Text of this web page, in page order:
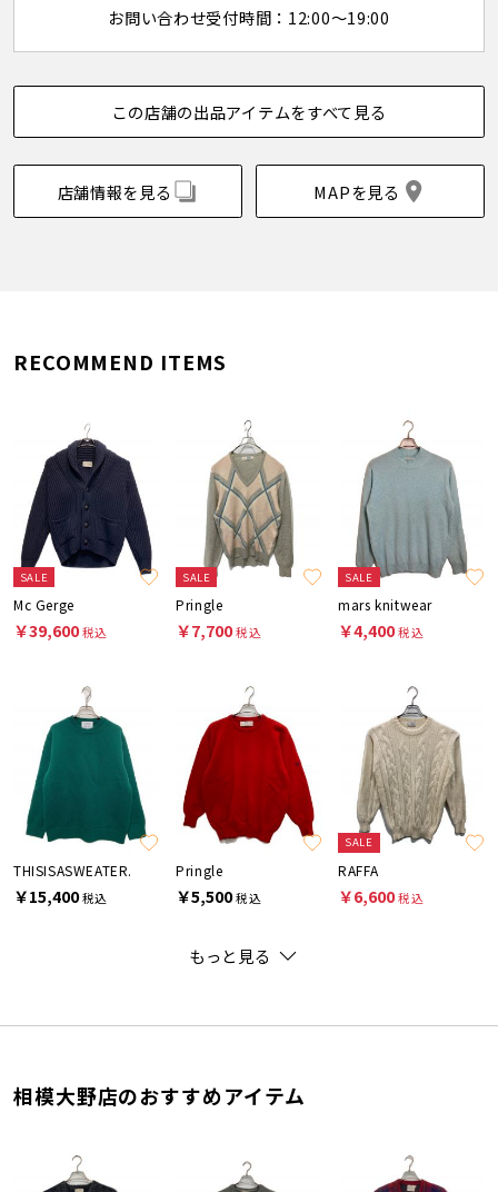
お問い合わせ受付時間：12:00～19:00
この店舗の出品アイテムをすべて見る
店舗情報を見る MAPを見る
RECOMMEND ITEMS
SALE
Mc Gerge
￥39,600税込
SALE
Pringle
￥7,700税込
SALE
mars knitwear
￥4,400税込
THISISASWEATER.
￥15,400税込
Pringle
￥5,500税込
SALE
RAFFA
￥6,600税込
もっと見る
相模大野店のおすすめアイテム